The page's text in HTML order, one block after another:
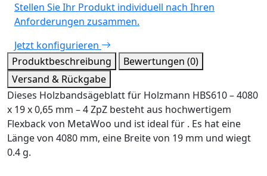
Stellen Sie Ihr Produkt individuell nach Ihren
Anforderungen zusammen.
Jetzt konfigurieren
Produktbeschreibung
Bewertungen (0)
Versand & Rückgabe
Dieses Holzbandsägeblatt für Holzmann HBS610 – 4080
x 19 x 0,65 mm – 4 ZpZ besteht aus hochwertigem
Flexback von MetaWoo und ist ideal für . Es hat eine
Länge von 4080 mm, eine Breite von 19 mm und wiegt
0.4 g.